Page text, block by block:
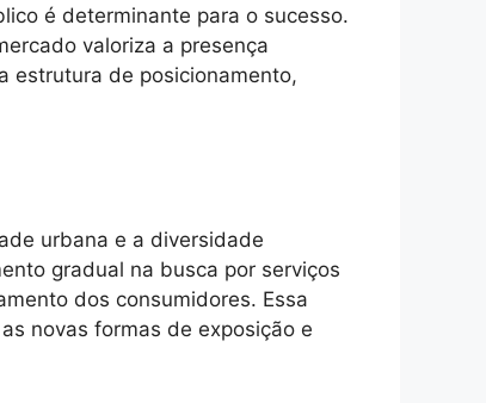
é determinante para o sucesso.
valoriza a presença
estrutura de posicionamento,
urbana e a diversidade
gradual na busca por serviços
dos consumidores. Essa
novas formas de exposição e